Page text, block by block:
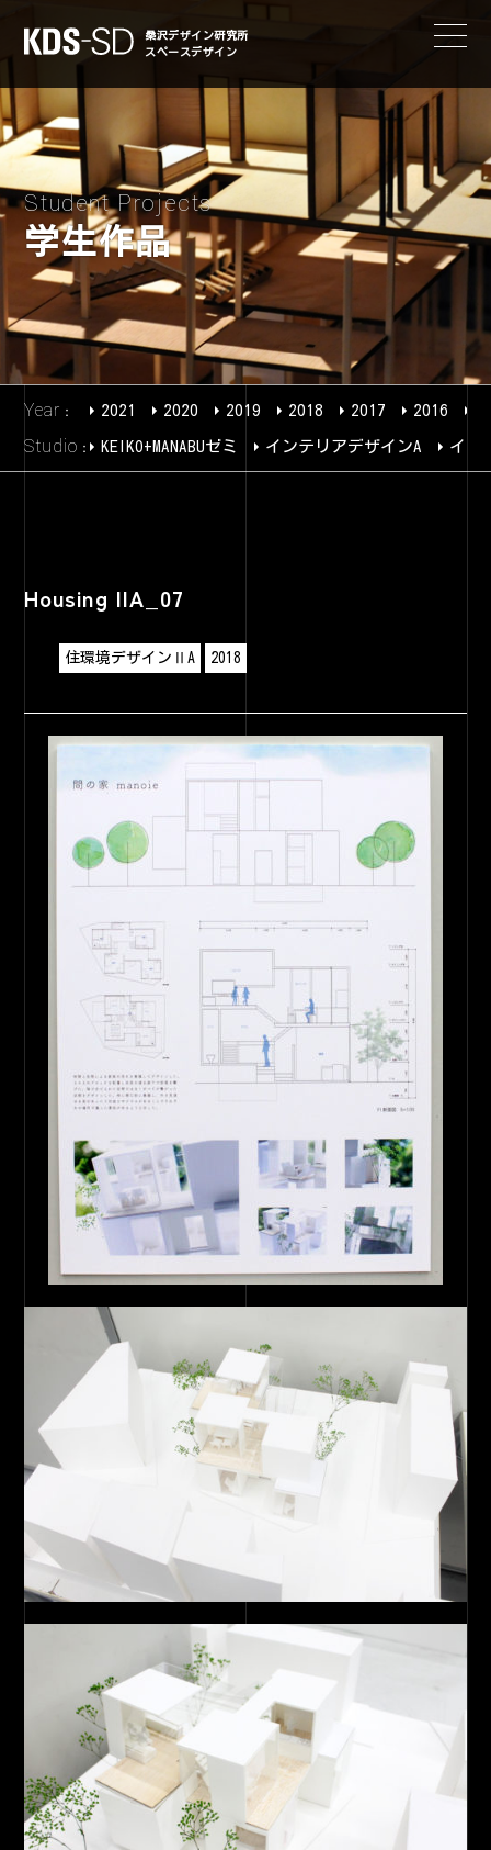
KDS-SD
桑沢デザイン研究所
スペースデザイン
Student Projects
学生作品
Year 2021 2020 2019 2018 2017 2016
Studio KEIKO+MANABUゼミ インテリアデザインA イン
Housing IIA_07
住環境デザインⅡA 2018